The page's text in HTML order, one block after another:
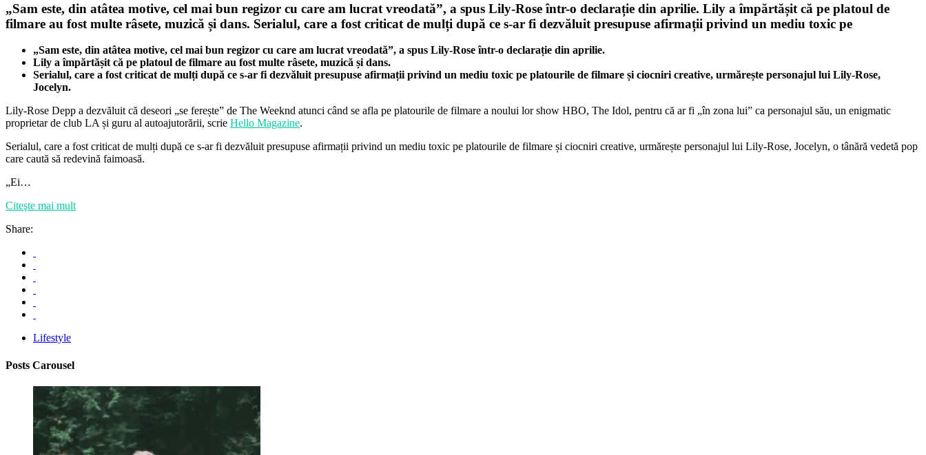
„Sam este, din atâtea motive, cel mai bun regizor cu care am lucrat vreodată”, a spus Lily-Rose într-o declarație din aprilie. Lily a împărtășit că pe platoul de
filmare au fost multe râsete, muzică și dans. Serialul, care a fost criticat de mulți după ce s-ar fi dezvăluit presupuse afirmații privind un mediu toxic pe
„Sam este, din atâtea motive, cel mai bun regizor cu care am lucrat vreodată”, a spus Lily-Rose într-o declarație din aprilie.
Lily a împărtășit că pe platoul de filmare au fost multe râsete, muzică și dans.
Serialul, care a fost criticat de mulți după ce s-ar fi dezvăluit presupuse afirmații privind un mediu toxic pe platourile de filmare și ciocniri creative, urmărește personajul lui Lily-Rose,
Jocelyn.
Lily-Rose Depp a dezvăluit că deseori „se ferește” de The Weeknd atunci când se afla pe platourile de filmare a noului lor show HBO, The Idol, pentru că ar fi „în zona lui” ca personajul său, un enigmatic
proprietar de club LA și guru al autoajutorării, scrie Hello Magazine.
Serialul, care a fost criticat de mulți după ce s-ar fi dezvăluit presupuse afirmații privind un mediu toxic pe platourile de filmare și ciocniri creative, urmărește personajul lui Lily-Rose, Jocelyn, o tânără vedetă pop
care caută să redevină faimoasă.
„Ei…
Citeşte mai mult
Share:
Lifestyle
Posts Carousel